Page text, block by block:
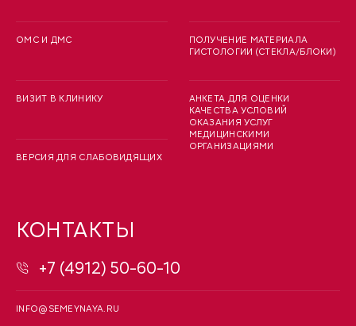
ОМС И ДМС
ВИЗИТ В КЛИНИКУ
ВЕРСИЯ ДЛЯ СЛАБОВИДЯЩИХ
ПОЛУЧЕНИЕ МАТЕРИАЛА
ГИСТОЛОГИИ (СТЕКЛА/БЛОКИ)
АНКЕТА ДЛЯ ОЦЕНКИ
КАЧЕСТВА УСЛОВИЙ
ОКАЗАНИЯ УСЛУГ
МЕДИЦИНСКИМИ
ОРГАНИЗАЦИЯМИ
КОНТАКТЫ
+7 (4912) 50-60-10
INFO@SEMEYNAYA.RU